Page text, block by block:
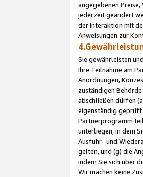
angegebenen
jederzeit geändert
der Interaktion mit
Anweisungen zur
Sie gewährleisten
Ihre Teilnahme am
Anordnungen,
zuständigen
abschließen dürfen
eigenständig geprüft
Partnerprogramm
unterliegen, in dem
Ausfuhr- und
gelten, und (g) die
indem Sie sich über
Wir machen keine